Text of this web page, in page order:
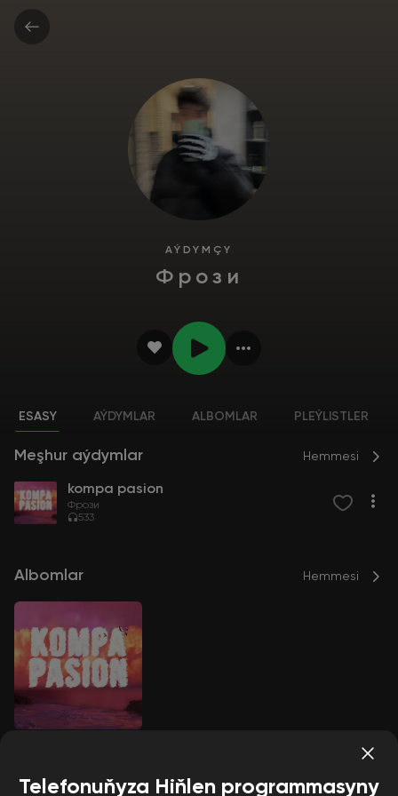
AÝDYMÇY
Фрози
ESASY AÝDYMLAR ALBOMLAR PLEÝLISTLER
Meşhur aýdymlar Hemmesi
kompa pasion
Фрози
533
Albomlar Hemmesi
Telefonuňyza Hiňlen programmasyny